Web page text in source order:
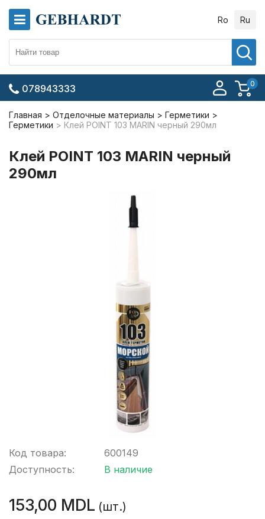
Ro Ru
0
078943333
Главная Отделочные материалы
Герметики
Герметики
Клей POINT 103 MARIN черный 290мл
Клей POINT 103 MARIN черный
290мл
Код товара:
Доступность:
600149
В наличие
153,00 MDL (шт.)